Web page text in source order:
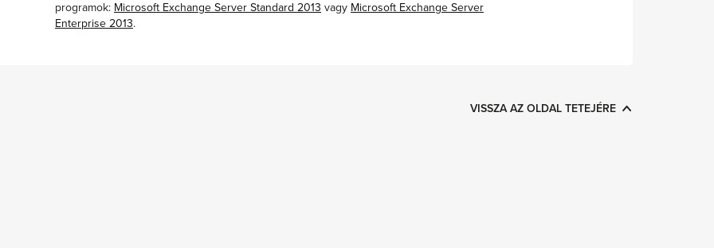
programok: Microsoft Exchange Server Standard 2013 vagy Microsoft Exchange Server
Enterprise 2013.
VISSZA AZ OLDAL TETEJÉRE